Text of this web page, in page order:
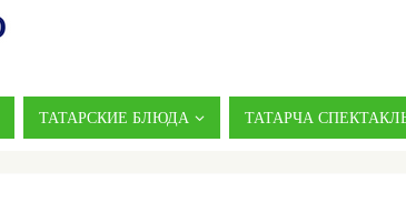
ТАТАРСКИЕ БЛЮДА ТАТАРЧА